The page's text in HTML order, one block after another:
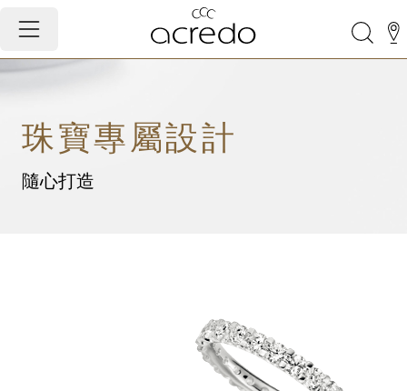
珠寶專屬設計
隨心打造